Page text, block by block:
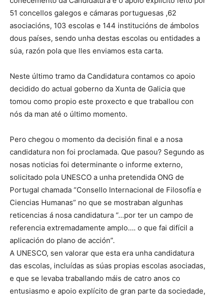
51 concellos galegos e cámaras portuguesas ,62
asociacións, 103 escolas e 144 institucións de ámbolos
dous países, sendo unha destas escolas ou entidades a
súa, razón pola que lles enviamos esta carta.
Neste último tramo da Candidatura contamos co apoio
decidido do actual goberno da Xunta de Galicia que
tomou como propio este proxecto e que traballou con
nós da man até o último momento.
Pero chegou o momento da decisión final e a nosa
candidatura non foi proclamada. Que pasou? Segundo as
nosas noticias foi determinante o informe externo,
solicitado pola UNESCO a unha pretendida ONG de
Portugal chamada “Consello Internacional de Filosofía e
Ciencias Humanas” no que se mostraban algunhas
reticencias á nosa candidatura “…por ter un campo de
referencia extremadamente amplo…. o que fai difícil a
aplicación do plano de acción”.
A UNESCO, sen valorar que esta era unha candidatura
das escolas, incluídas as súas propias escolas asociadas,
e que se levaba traballando máis de catro anos co
entusiasmo e apoio explícito de gran parte da sociedade,